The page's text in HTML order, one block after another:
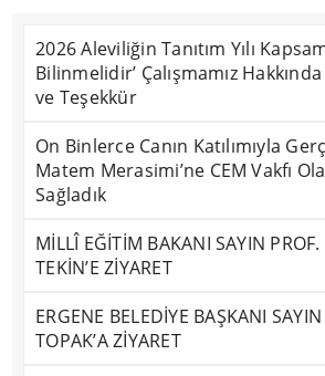
2026 Aleviliğin Tanıtım Yılı
Bilinmelidir’ Çalışmamız
ve Teşekkür
On Binlerce Canın Katılımıyla
Matem Merasimi’ne CEM Vakfı
Sağladık
MİLLÎ EĞİTİM BAKANI SAYIN
TEKİN’E ZİYARET
ERGENE BELEDİYE BAŞKANI
TOPAK’A ZİYARET